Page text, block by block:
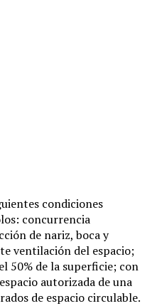
condiciones
concurrencia
de nariz, boca y
ventilación del espacio;
50% de la superficie; con
autorizada de una
de espacio circulable.